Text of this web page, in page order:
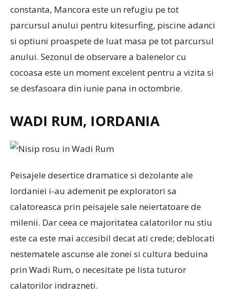
constanta, Mancora este un refugiu pe tot
parcursul anului pentru kitesurfing, piscine adanci
si optiuni proaspete de luat masa pe tot parcursul
anului. Sezonul de observare a balenelor cu
cocoasa este un moment excelent pentru a vizita si
se desfasoara din iunie pana in octombrie.
WADI RUM, IORDANIA
Peisajele desertice dramatice si dezolante ale
Iordaniei i-au ademenit pe exploratori sa
calatoreasca prin peisajele sale neiertatoare de
milenii. Dar ceea ce majoritatea calatorilor nu stiu
este ca este mai accesibil decat ati crede; deblocati
nestematele ascunse ale zonei si cultura beduina
prin Wadi Rum, o necesitate pe lista tuturor
calatorilor indrazneti.